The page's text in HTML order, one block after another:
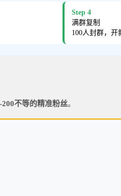
Step 4
满群复制
100人封群，开
200不等的精准粉丝。